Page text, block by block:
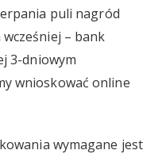
puli nagród
– bank
3-dniowym
wnioskować online
wymagane jest